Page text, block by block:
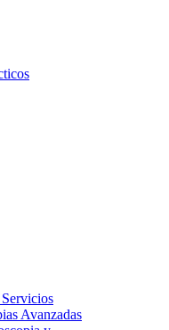
Avanzadas